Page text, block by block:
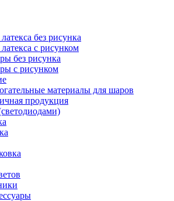
без рисунка
с рисунком
без рисунка
с рисунком
материалы для шаров
продукция